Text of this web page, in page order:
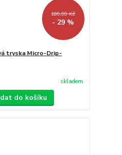
109,99 Kč
- 29 %
tryska Micro-Drip-
skladem
do košíku